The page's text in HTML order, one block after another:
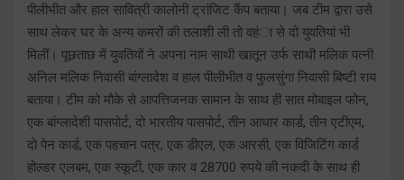
पीलीभीत और हाल सावित्री कालोनी ट्रांजिट कैंप बताया। जब टीम द्वारा उसे
साथ लेकर घर के अन्य कमरों की तलाशी ली तो वहंा से दो युवतियां भी
मिलीं। पूछताछ में युवतियों ने अपना नाम साथी खातून उर्फ साथी मलिक पत्नी
अनिल मलिक निवासी बांग्लादेश व हाल पीलीभीत व फुलसुंगा निवासी बिष्टी राय
बताया। टीम को मौके से आपत्तिजनक सामान के साथ ही सात मोबाइल फोन,
एक बांग्लादेशी पासपोर्ट, दो भारतीय पासपोर्ट, तीन आधार कार्ड, तीन एटीएम,
दो पेन कार्ड, एक पहचान पत्र, एक डीएल, एक आरसी, एक विजिटिंग कार्ड
होल्डर एलबम, एक स्कूटी, एक कार व 28700 रुपये की नकदी के साथ ही